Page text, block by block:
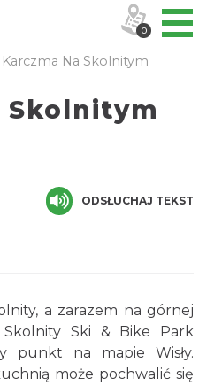
Karczma Na Skolnitym
Skolnitym
ODSŁUCHAJ TEKST
a zarazem na górnej
Skolnity Ski & Bike Park
punkt na mapie Wisły.
może pochwalić się
0